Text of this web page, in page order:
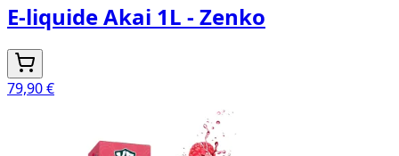
E-liquide Akai 1L - Zenko
79,90 €